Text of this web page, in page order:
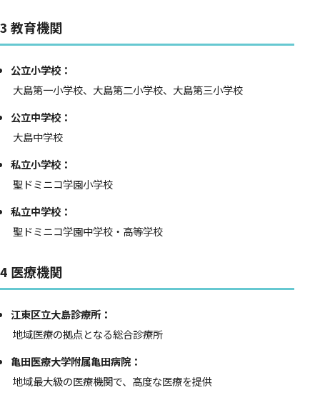
3 教育機関
公立小学校：
大島第一小学校、大島第二小学校、大島第三小学校
公立中学校：
大島中学校
私立小学校：
聖ドミニコ学園小学校
私立中学校：
聖ドミニコ学園中学校・高等学校
4 医療機関
江東区立大島診療所：
地域医療の拠点となる総合診療所
亀田医療大学附属亀田病院：
地域最大級の医療機関で、高度な医療を提供